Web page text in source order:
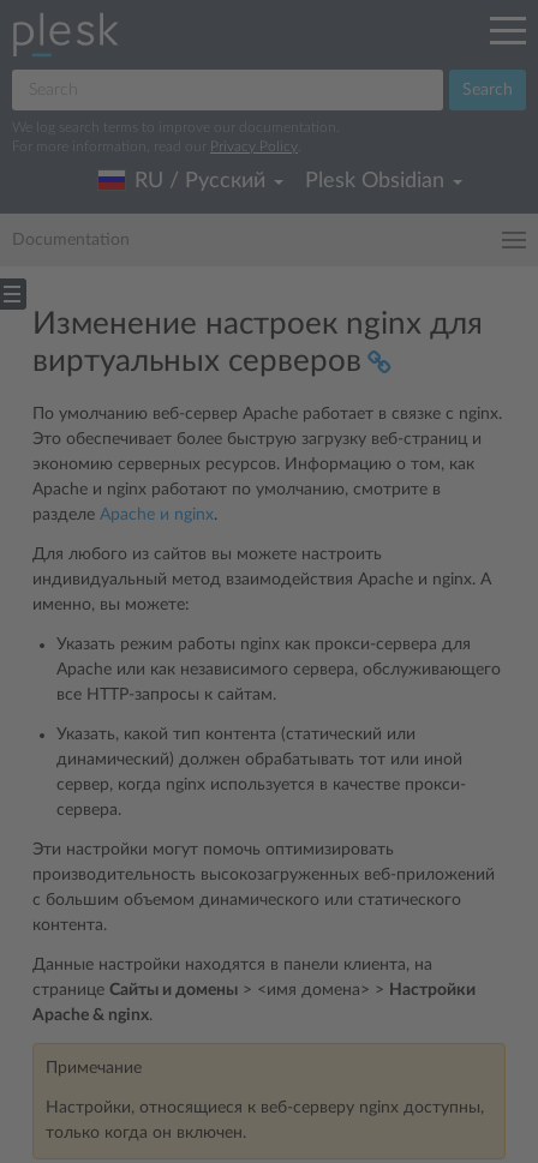
Search
We log search terms to improve our documentation.
For more information, read our
Privacy Policy
RU / Русский Plesk Obsidian
Documentation
Изменение настроек nginx для
виртуальных серверов
По умолчанию веб-сервер Apache работает в связке с nginx.
Это обеспечивает более быструю загрузку веб-страниц и
экономию серверных ресурсов. Информацию о том, как
Apache и nginx работают по умолчанию, смотрите в
разделе Apache и nginx.
Для любого из сайтов вы можете настроить
индивидуальный метод взаимодействия Apache и nginx. А
именно, вы можете:
Указать режим работы nginx как прокси-сервера для
Apache или как независимого сервера, обслуживающего
все HTTP-запросы к сайтам.
Указать, какой тип контента (статический или
динамический) должен обрабатывать тот или иной
сервер, когда nginx используется в качестве прокси-
сервера.
Эти настройки могут помочь оптимизировать
производительность высокозагруженных веб-приложений
с большим объемом динамического или статического
контента.
Данные настройки находятся в панели клиента, на
странице Сайты и домены > <имя домена> > Настройки
Apache & nginx.
Примечание
Настройки, относящиеся к веб-серверу nginx доступны,
только когда он включен.